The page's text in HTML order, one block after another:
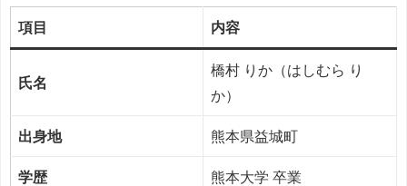
項目 内容
氏名
橋村 りか（はしむら り
か）
出身地 熊本県益城町
学歴 熊本大学 卒業